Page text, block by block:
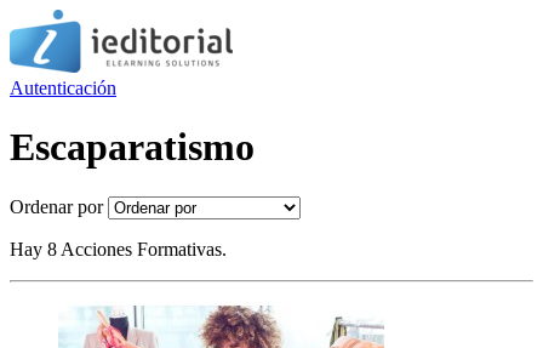
Autenticación
Escaparatismo
Ordenar por
Hay 8 Acciones Formativas.